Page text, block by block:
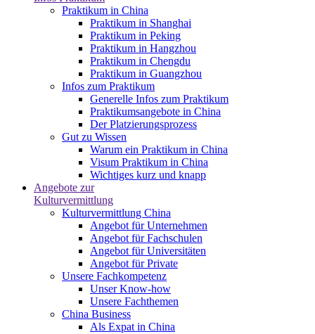
Praktikum in China
Praktikum in Shanghai
Praktikum in Peking
Praktikum in Hangzhou
Praktikum in Chengdu
Praktikum in Guangzhou
Infos zum Praktikum
Generelle Infos zum Praktikum
Praktikumsangebote in China
Der Platzierungsprozess
Gut zu Wissen
Warum ein Praktikum in China
Visum Praktikum in China
Wichtiges kurz und knapp
Angebote zur
Kulturvermittlung
Kulturvermittlung China
Angebot für Unternehmen
Angebot für Fachschulen
Angebot für Universitäten
Angebot für Private
Unsere Fachkompetenz
Unser Know-how
Unsere Fachthemen
China Business
Als Expat in China